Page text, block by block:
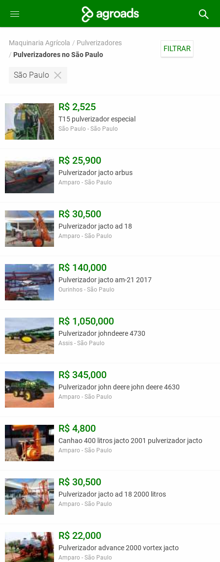
Maquinaria Agrícola
Pulverizadores
Pulverizadores no São Paulo
FILTRAR
São Paulo
R$ 2,525
T15 pulverizador especial
São Paulo - São Paulo
R$ 25,900
Pulverizador jacto arbus
Amparo - São Paulo
R$ 30,500
Pulverizador jacto ad 18
Amparo - São Paulo
R$ 140,000
Pulverizador jacto am-21 2017
Ourinhos - São Paulo
R$ 1,050,000
Pulverizador johndeere 4730
Assis - São Paulo
R$ 345,000
Pulverizador john deere john deere 4630
Amparo - São Paulo
R$ 4,800
Canhao 400 litros jacto 2001 pulverizador jacto
Amparo - São Paulo
R$ 30,500
Pulverizador jacto ad 18 2000 litros
Amparo - São Paulo
R$ 22,000
Pulverizador advance 2000 vortex jacto
Amparo - São Paulo